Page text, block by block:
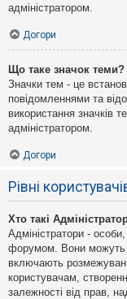
адміністратором.
Догори
Що таке значок теми?
Значки тем - це
повідомленнями та
використання значків
адміністратором.
Догори
Рівні
Хто такі
Адміністратори -
форумом. Вони можуть
включають
користувачам,
залежності від прав,